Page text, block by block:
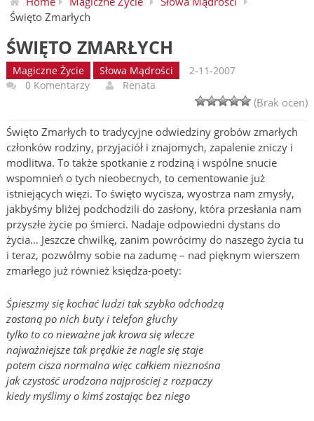
Święto Zmarłych
ŚWIĘTO ZMARŁYCH
Magiczne Życie Słowa Mądrości
2-11-2007
0 Komentarzy
Renata
(Brak ocen)
Święto Zmarłych to tradycyjne odwiedziny grobów zmarłych
członków rodziny, przyjaciół i znajomych, zapalenie zniczy i
modlitwa. To także spotkanie z rodziną i wspólne snucie
wspomnień o tych nieobecnych, to cementowanie już
istniejących więzi. To święto wycisza, wyostrza nam zmysły,
jakbyśmy bliżej podchodzili do zasłony, która przesłania nam
przyszłe życie po śmierci. Nadaje odpowiedni dystans do
życia… Jeszcze chwilkę, zanim powrócimy do naszego życia tu
i teraz, pozwólmy sobie na zadumę – nad pięknym wierszem
zmarłego już również księdza-poety:
Śpieszmy się kochać ludzi tak szybko odchodzą
zostaną po nich buty i telefon głuchy
tylko to co nieważne jak krowa się wlecze
najważniejsze tak prędkie że nagle się staje
potem cisza normalna więc całkiem nieznośna
jak czystość urodzona najprościej z rozpaczy
kiedy myślimy o kimś zostając bez niego